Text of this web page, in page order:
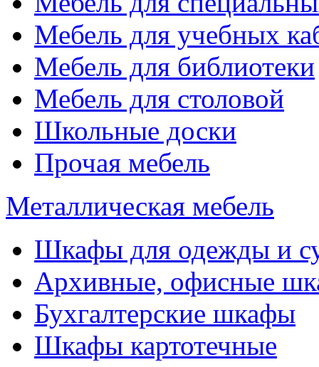
Мебель для учебных
Мебель для библиотеки
Мебель для столовой
Школьные доски
Прочая мебель
Металлическая мебель
Шкафы для одежды и
Архивные, офисные
Бухгалтерские шкафы
Шкафы картотечные